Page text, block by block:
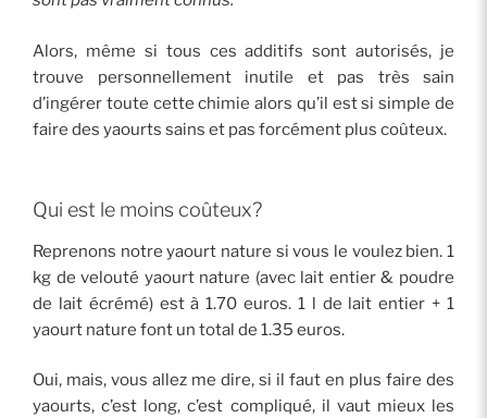
Alors, même si tous ces additifs sont autorisés, je
trouve personnellement inutile et pas très sain
d’ingérer toute cette chimie alors qu’il est si simple de
faire des yaourts sains et pas forcément plus coûteux.
Qui est le moins coûteux?
Reprenons notre yaourt nature si vous le voulez bien. 1
kg de velouté yaourt nature (avec lait entier & poudre
de lait écrémé) est à 1.70 euros. 1 l de lait entier + 1
yaourt nature font un total de 1.35 euros.
Oui, mais, vous allez me dire, si il faut en plus faire des
yaourts, c’est long, c’est compliqué, il vaut mieux les